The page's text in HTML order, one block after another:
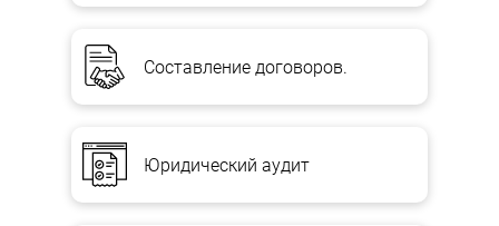
организации ее активы должны передаваться другой
зачисляться в доход бюджета.
Юрлицо теряет свои права и признается ликвидированным со
дня внесения записи о его прекращении в ЕГР.
Понятие “нулевого” ликвидационного баланса очень спорно,
так как некоторые законодательные акты предусматривают,
Составление договоров.
Юридический аудит